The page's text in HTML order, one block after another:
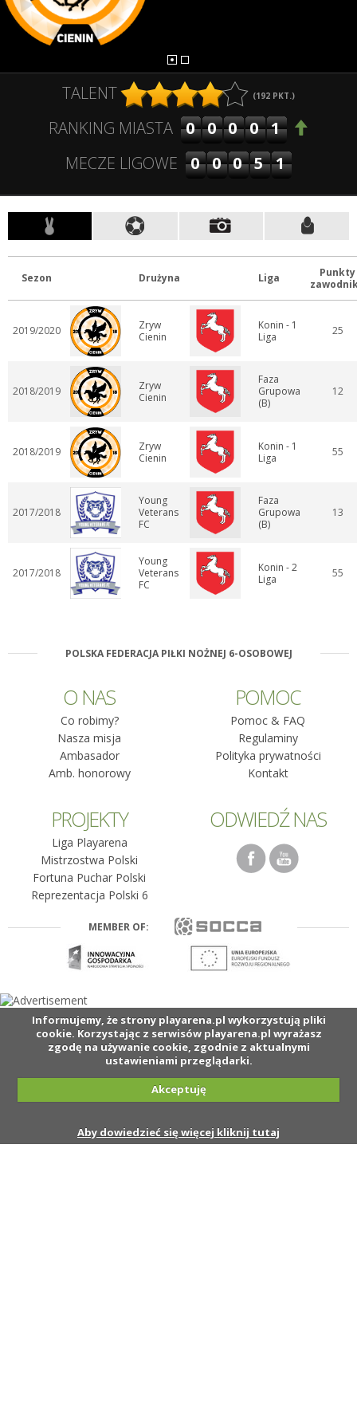
TALENT (192 PKT.)
RANKING MIASTA 00001
MECZE LIGOWE
00051
Sezon Drużyna Liga
Punkty
2019/2020
Zryw
Cienin
Konin - 1
Liga
25
2018/2019
Zryw
Cienin
Faza
Grupowa
(B)
12
2018/2019
Zryw
Cienin
Konin - 1
Liga
55
2017/2018
Young
Veterans
FC
Faza
Grupowa
(B)
13
2017/2018
Young
Veterans
FC
Konin - 2
Liga
55
POLSKA FEDERACJA PIŁKI NOŻNEJ 6-OSOBOWEJ
O NAS
Co robimy?
Nasza misja
Ambasador
Amb. honorowy
POMOC
Pomoc & FAQ
Regulaminy
Polityka prywatności
Kontakt
PROJEKTY
Liga Playarena
Mistrzostwa Polski
Fortuna Puchar Polski
Reprezentacja Polski 6
ODWIEDŹ NAS
MEMBER OF:
Informujemy, że strony playarena.pl wykorzystują pliki
cookie. Korzystając z serwisów playarena.pl wyrażasz
zgodę na używanie cookie, zgodnie z aktualnymi
ustawieniami przeglądarki.
Akceptuję
Aby dowiedzieć się więcej kliknij tutaj